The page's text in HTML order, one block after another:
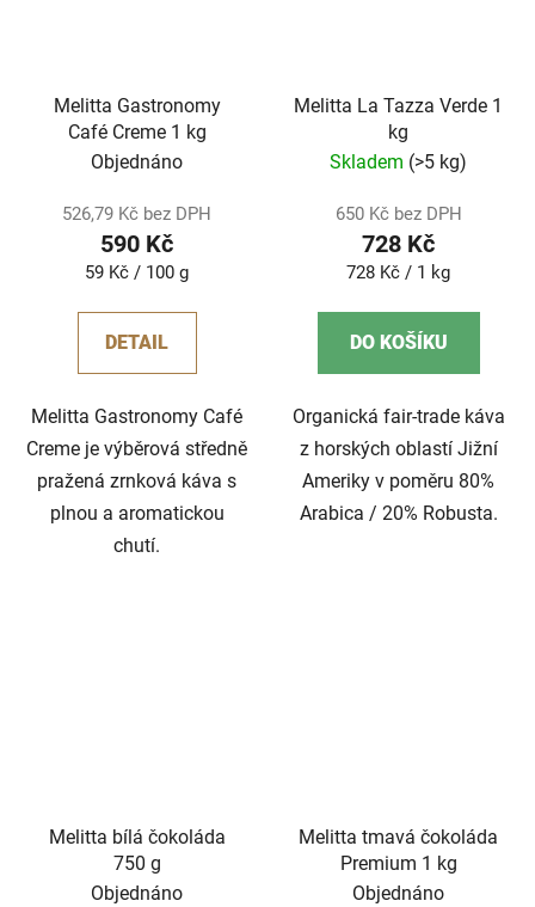
Melitta Gastronomy
Café Creme 1 kg
Objednáno
526,79 Kč bez DPH
590 Kč
Měrná
59 Kč / 100 g
DETAIL
Melitta Gastronomy Café
Creme je výběrová středně
pražená zrnková káva s
plnou a aromatickou
chutí.
Melitta La Tazza Verde 1
kg
Skladem (>5 kg)
650 Kč bez DPH
728 Kč
Měrná
728 Kč / 1 kg
DO KOŠÍKU
Organická fair-trade káva
z horských oblastí Jižní
Ameriky v poměru 80%
Arabica / 20% Robusta.
Melitta bílá čokoláda
750 g
Objednáno
Melitta tmavá čokoláda
Premium 1 kg
Objednáno